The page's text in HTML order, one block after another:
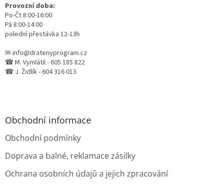
Provozní doba:
Po-Čt 8:00-16:00
Pá 8:00-14:00
polední přestávka 12-13h
✉ info@dratenyprogram.cz
☎ M. Vymlátil - 605 185 822
☎ J. Židlík - 604 316 013
Obchodní informace
Obchodní podmínky
Doprava a balné, reklamace zásilky
Ochrana osobních údajů a jejich zpracování